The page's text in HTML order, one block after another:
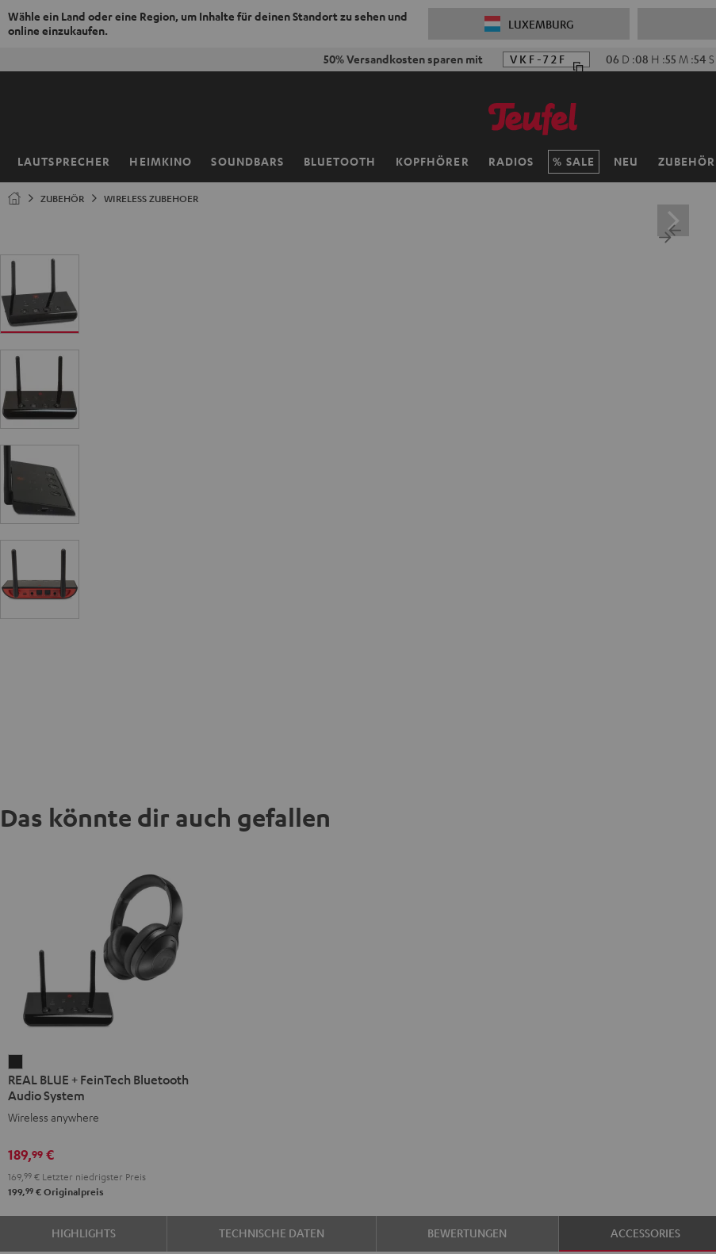
Wähle ein Land oder eine Region, um Inhalte für deinen Standort zu sehen und
online einzukaufen.
LUXEMBURG
50% Versandkosten sparen mit VKF-72F 06 D :08 H :55 M :53 S
LAUTSPRECHER HEIMKINO SOUNDBARS BLUETOOTH KOPFHÖRER RADIOS SALE NEU ZUBEHÖR
Startseite
ZUBEHÖR WIRELESS ZUBEHOER
Das könnte dir auch gefallen
BLUE
+
FeinTech
Audio
System
Night
Black
REAL BLUE + FeinTech Bluetooth
Audio System
Wireless anywhere
189,99 €
169, 99 € Letzter niedrigster Preis
199,99 € Originalpreis
HIGHLIGHTS TECHNISCHE DATEN BEWERTUNGEN ACCESSORIES